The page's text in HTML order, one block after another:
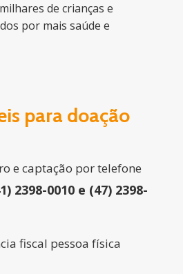
de crianças e
por mais saúde e
para doação
e captação por telefone
2398-0010 e (47) 2398-
fiscal pessoa física